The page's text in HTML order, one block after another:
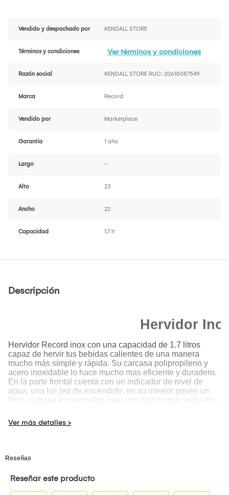
Vendido y despachado por KENDALL STORE
Términos y condiciones Ver términos y condiciones
Razón social KENDALL STORE RUC: 20615087549
Marca Record
Vendido por Marketplace
Garantía 1 año
Largo -
Alto 23
Ancho 22
Capacidad 1.7 lt
Descripción
Hervidor
Hervidor Record inox con una capacidad de 1.7 litros
capaz de hervir tus bebidas calientes de una manera
mucho más simple y rápida. Su carcasa polipropileno y
acero inoxidable lo hace mucho mas eficiente y duradero.
En la parte frontal cuenta con un indicador de nivel de
agua, una luz led de encendido, en su interior posee un
filtro, su base es removible para una fácil limpieza de ella,
1200 watts el cual optimiza el funcionamiento de manera
eficiente en cada realización de tus preparaciones.